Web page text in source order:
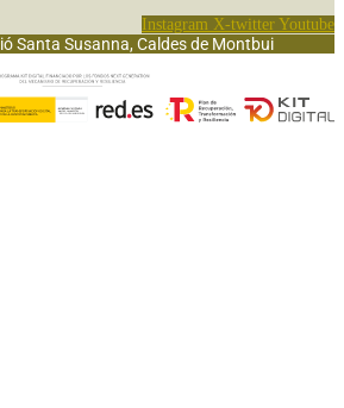
Instagram X-twitter Youtube
Santa Susanna, Caldes de Montbui